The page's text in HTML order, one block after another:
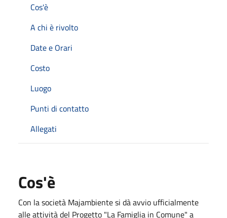
Cos'è
A chi è rivolto
Date e Orari
Costo
Luogo
Punti di contatto
Allegati
Cos'è
Con la società Majambiente si dà avvio ufficialmente
alle attività del Progetto "La Famiglia in Comune" a